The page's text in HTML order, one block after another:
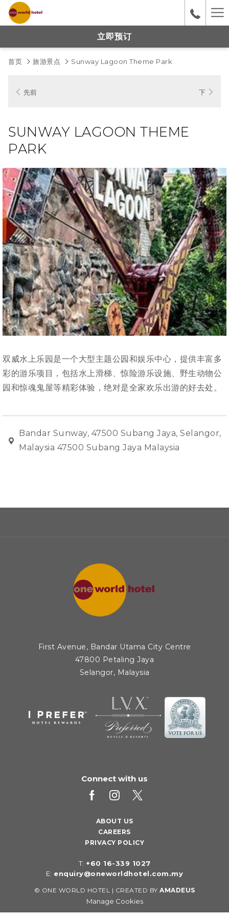
立即预订
首页 旅游景点 Sunway Lagoon Theme Park
先前 下
SUNWAY LAGOON THEME
PARK
双威水上乐园是一个大型主题公园和娱乐中心，提供丰富多
彩的游乐项目，包括水上滑梯、惊险游乐设施、野生动物公
园和惊魂鬼屋等精彩体验，绝对是全家欢乐出游的好去处。
Bandar Sunway, 47500 Subang Jaya, Selangor,
Malaysia 47500 Subang Jaya Malaysia
First Avenue, Bandar Utama City Centre
47800 Petaling Jaya
Selangor, Malaysia
Connect with us
ABOUT US
CAREERS
PRIVACY POLICY
T: +60 16-339 1027
E: enquiry@oneworldhotel.com.my
© ONE WORLD HOTEL | CREATED BY AMADEUS
Manage Cookies